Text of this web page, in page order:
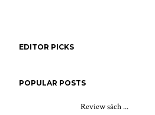
EDITOR PICKS
POPULAR POSTS
Review sách ...